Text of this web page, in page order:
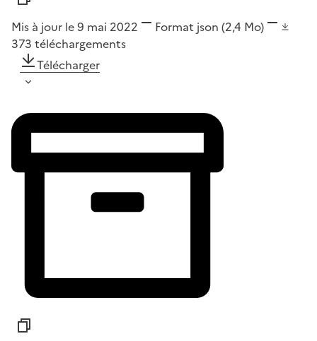
Mis à jour le 9 mai 2022 Format json (2,4 Mo)
373 téléchargements
Télécharger